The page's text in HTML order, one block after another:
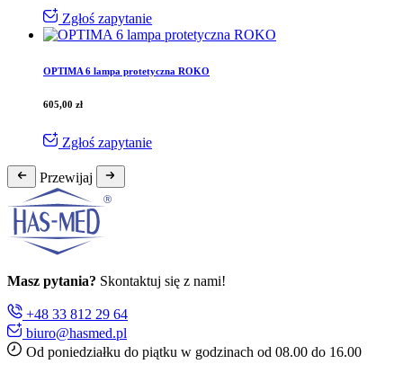
Zgłoś zapytanie
OPTIMA 6 lampa protetyczna ROKO
605,00 zł
Zgłoś zapytanie
Przewijaj
Masz pytania? Skontaktuj się z nami!
+48 33 812 29 64
biuro@hasmed.pl
Od poniedziałku do piątku w godzinach od 08.00 do 16.00